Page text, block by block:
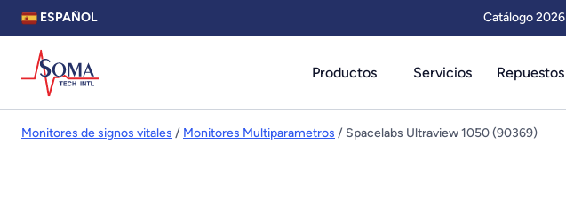
ESPAÑOL Catálogo 2026
Productos Servicios Repuestos
Monitores de signos vitales / Monitores Multiparametros / Spacelabs Ultraview 1050 (90369)